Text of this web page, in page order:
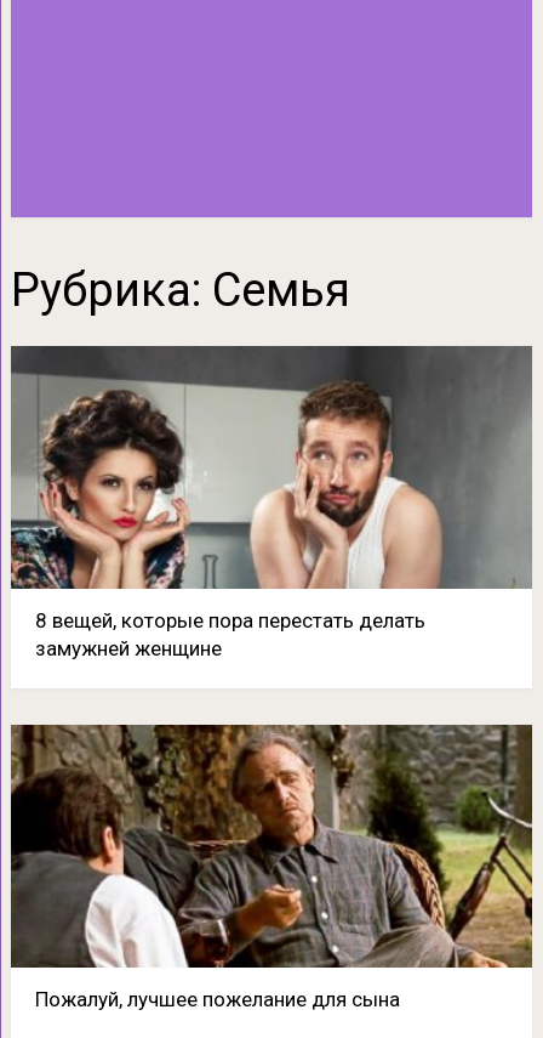
Рубрика: Семья
8 вещей, которые пора перестать делать
замужней женщине
Пожалуй, лучшее пожелание для сына